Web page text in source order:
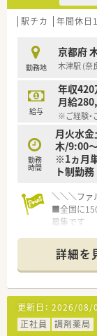
駅チカ 年間休日
勤務地
京都府
木津駅 (奈
給与
年収420
月給
※ご経験・
勤務
時間
月火水金
木/9:00～
※1ヵ月
ト制勤務
＼＼＼ファ
■全国に
募集です
責任保険
います
■総合病院
■常時複数
■JR関西本
好立地です！
京都だけで
詳細を
更新日： 2026/08/
正社員
調剤薬局